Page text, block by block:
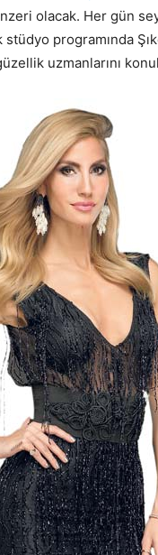
olacak. Her gün
stüdyo programında
uzmanlarını